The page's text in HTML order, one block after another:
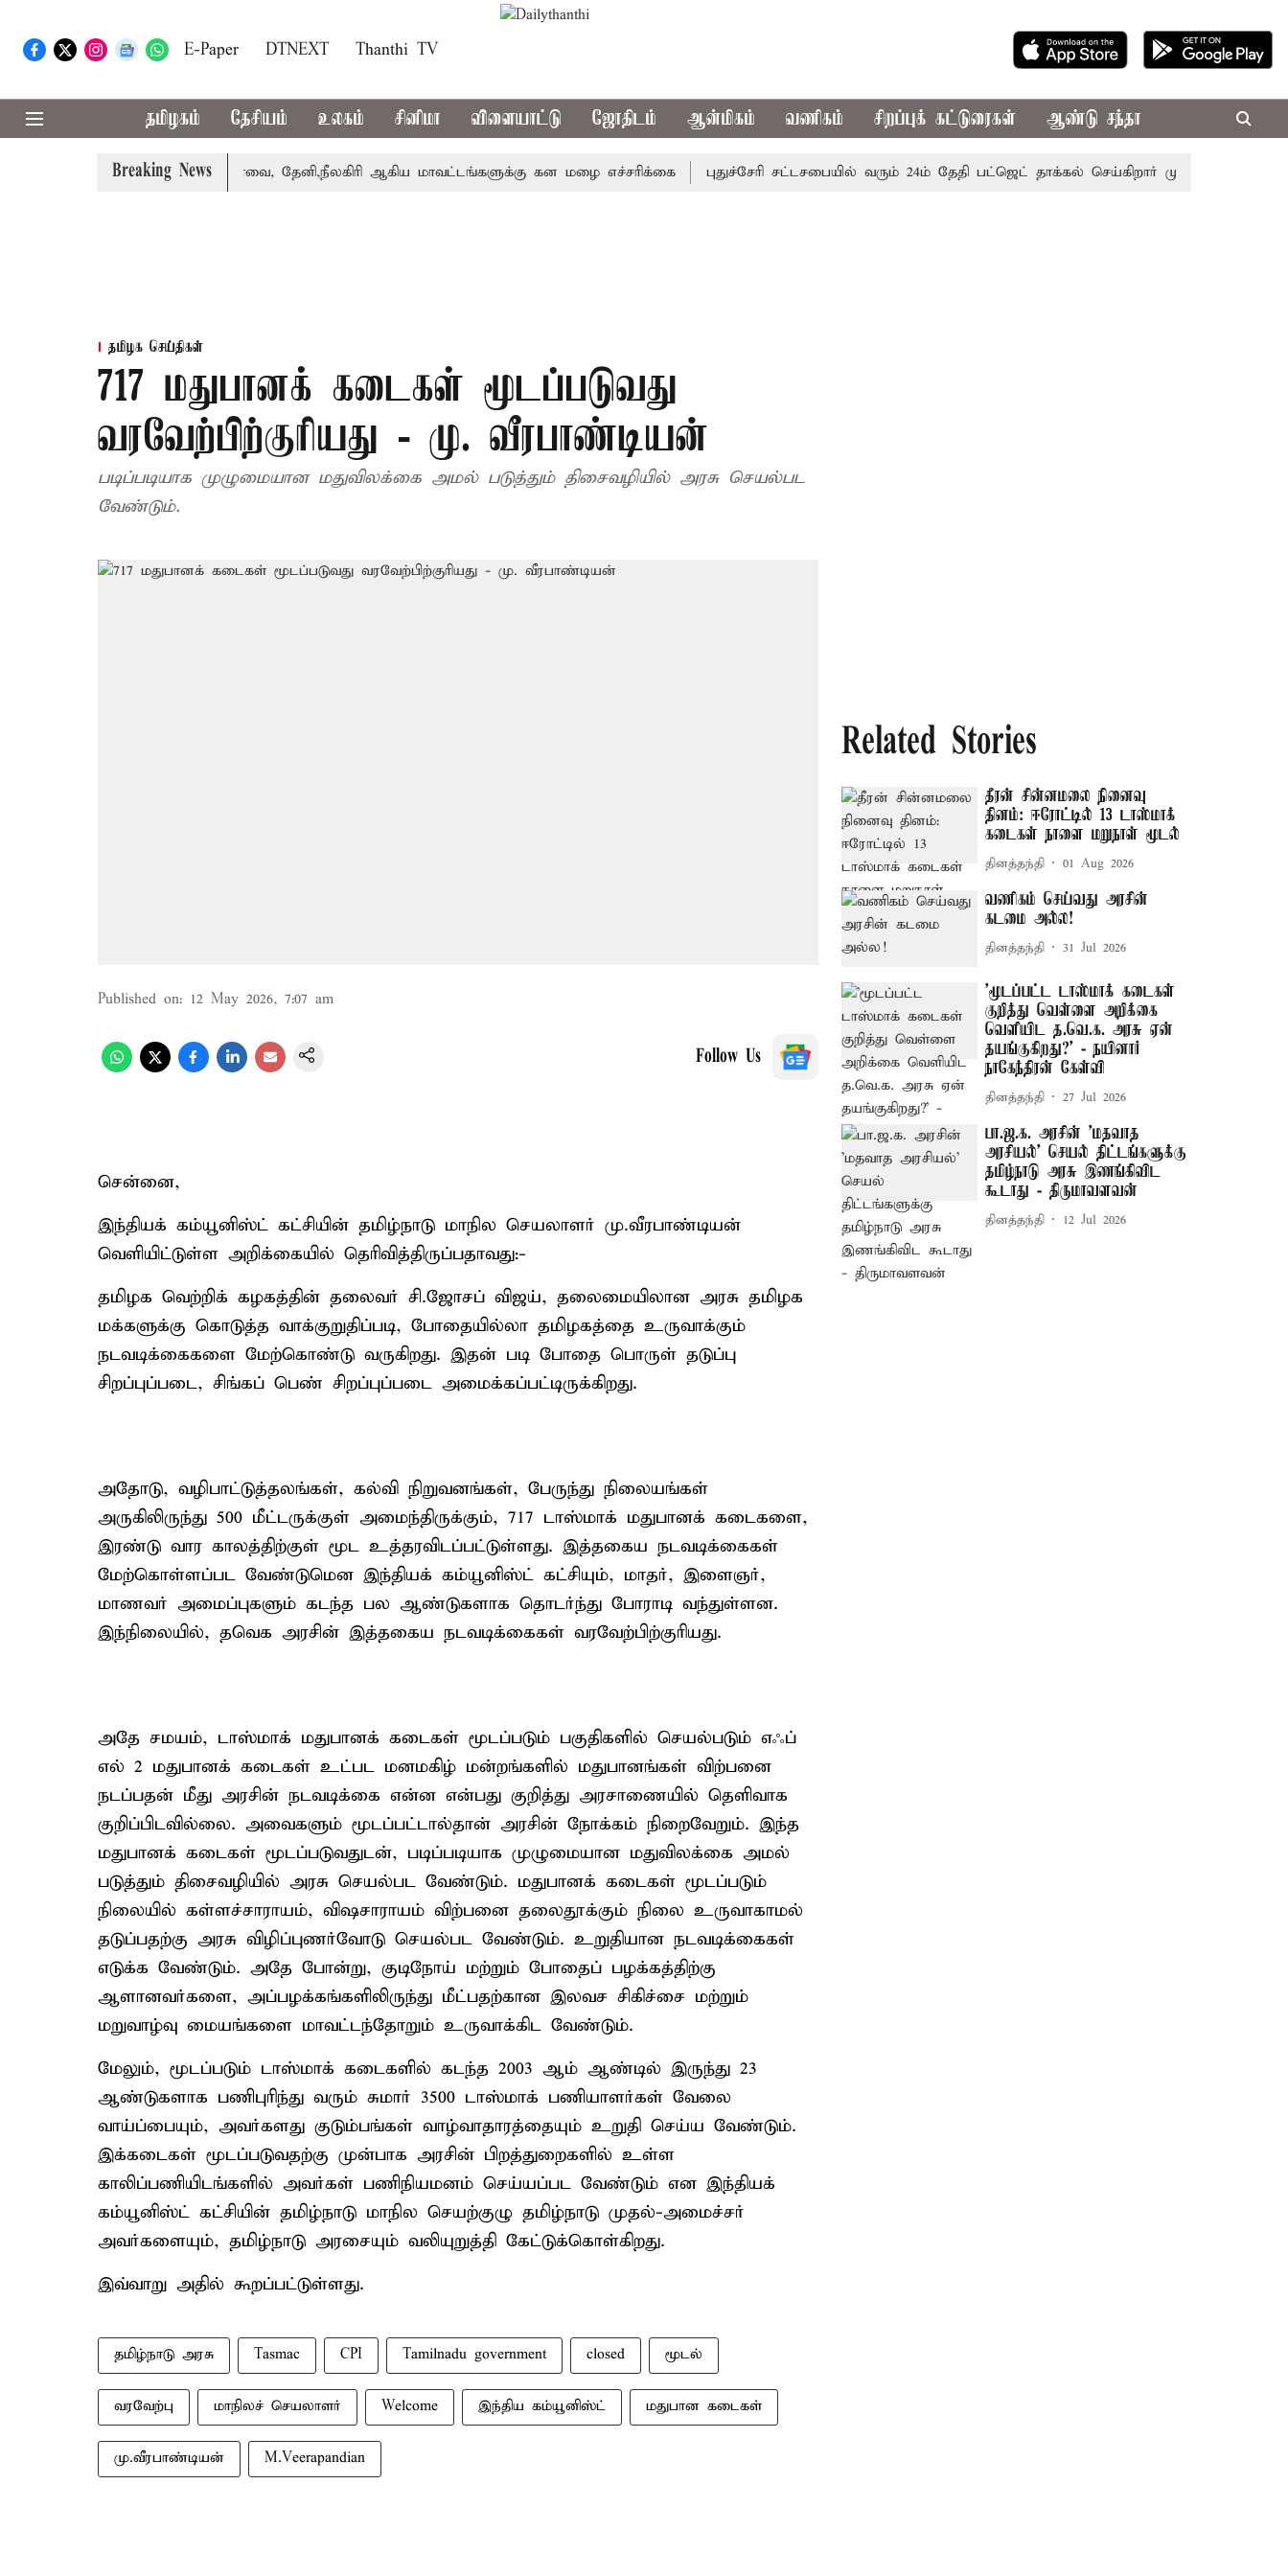
E-Paper DTNEXT Thanthi TV
தமிழகம் தேசியம் உலகம் சினிமா விளையாட்டு ஜோதிடம் ஆன்மிகம் வணிகம் சிறப்புக் கட்டுரைகள் ஆண்டு சந்தா
Breaking News
பெற்றார் சங்கீதா கோவை, தேனி,நீலகிரி ஆகிய மாவட்டங்களுக்கு கன மழை எச்சரிக்கை புதுச்சேரி சட்டசபையில் வரும் 24ம் தேதி பட்ஜெட் தாக்கல் செய்கிறார் முதல்-அமைச்சர்
தமிழக செய்திகள்
717 மதுபானக் கடைகள் மூடப்படுவது
வரவேற்பிற்குரியது - மு. வீரபாண்டியன்
படிப்படியாக முழுமையான மதுவிலக்கை அமல் படுத்தும் திசைவழியில் அரசு செயல்பட
வேண்டும்.
Published on: 12 May 2026, 7:07 am
Follow Us
சென்னை,
இந்தியக் கம்யூனிஸ்ட் கட்சியின் தமிழ்நாடு மாநில செயலாளர் மு.வீரபாண்டியன்
வெளியிட்டுள்ள அறிக்கையில் தெரிவித்திருப்பதாவது:-
தமிழக வெற்றிக் கழகத்தின் தலைவர் சி.ஜோசப் விஜய், தலைமையிலான அரசு தமிழக
மக்களுக்கு கொடுத்த வாக்குறுதிப்படி, போதையில்லா தமிழகத்தை உருவாக்கும்
நடவடிக்கைகளை மேற்கொண்டு வருகிறது. இதன் படி போதை பொருள் தடுப்பு
சிறப்புப்படை, சிங்கப் பெண் சிறப்புப்படை அமைக்கப்பட்டிருக்கிறது.
அதோடு, வழிபாட்டுத்தலங்கள், கல்வி நிறுவனங்கள், பேருந்து நிலையங்கள்
அருகிலிருந்து 500 மீட்டருக்குள் அமைந்திருக்கும், 717 டாஸ்மாக் மதுபானக் கடைகளை,
இரண்டு வார காலத்திற்குள் மூட உத்தரவிடப்பட்டுள்ளது. இத்தகைய நடவடிக்கைகள்
மேற்கொள்ளப்பட வேண்டுமென இந்தியக் கம்யூனிஸ்ட் கட்சியும், மாதர், இளைஞர்,
மாணவர் அமைப்புகளும் கடந்த பல ஆண்டுகளாக தொடர்ந்து போராடி வந்துள்ளன.
இந்நிலையில், தவெக அரசின் இத்தகைய நடவடிக்கைகள் வரவேற்பிற்குரியது.
அதே சமயம், டாஸ்மாக் மதுபானக் கடைகள் மூடப்படும் பகுதிகளில் செயல்படும் எஃப்
எல் 2 மதுபானக் கடைகள் உட்பட மனமகிழ் மன்றங்களில் மதுபானங்கள் விற்பனை
நடப்பதன் மீது அரசின் நடவடிக்கை என்ன என்பது குறித்து அரசாணையில் தெளிவாக
குறிப்பிடவில்லை. அவைகளும் மூடப்பட்டால்தான் அரசின் நோக்கம் நிறைவேறும். இந்த
மதுபானக் கடைகள் மூடப்படுவதுடன், படிப்படியாக முழுமையான மதுவிலக்கை அமல்
படுத்தும் திசைவழியில் அரசு செயல்பட வேண்டும். மதுபானக் கடைகள் மூடப்படும்
நிலையில் கள்ளச்சாராயம், விஷசாராயம் விற்பனை தலைதூக்கும் நிலை உருவாகாமல்
தடுப்பதற்கு அரசு விழிப்புணர்வோடு செயல்பட வேண்டும். உறுதியான நடவடிக்கைகள்
எடுக்க வேண்டும். அதே போன்று, குடிநோய் மற்றும் போதைப் பழக்கத்திற்கு
ஆளானவர்களை, அப்பழக்கங்களிலிருந்து மீட்பதற்கான இலவச சிகிச்சை மற்றும்
மறுவாழ்வு மையங்களை மாவட்டந்தோறும் உருவாக்கிட வேண்டும்.
மேலும், மூடப்படும் டாஸ்மாக் கடைகளில் கடந்த 2003 ஆம் ஆண்டில் இருந்து 23
ஆண்டுகளாக பணிபுரிந்து வரும் சுமார் 3500 டாஸ்மாக் பணியாளர்கள் வேலை
வாய்ப்பையும், அவர்களது குடும்பங்கள் வாழ்வாதாரத்தையும் உறுதி செய்ய வேண்டும்.
இக்கடைகள் மூடப்படுவதற்கு முன்பாக அரசின் பிறத்துறைகளில் உள்ள
காலிப்பணியிடங்களில் அவர்கள் பணிநியமனம் செய்யப்பட வேண்டும் என இந்தியக்
கம்யூனிஸ்ட் கட்சியின் தமிழ்நாடு மாநில செயற்குழு தமிழ்நாடு முதல்-அமைச்சர்
அவர்களையும், தமிழ்நாடு அரசையும் வலியுறுத்தி கேட்டுக்கொள்கிறது.
இவ்வாறு அதில் கூறப்பட்டுள்ளது.
தமிழ்நாடு அரசு Tasmac CPI Tamilnadu government closed மூடல்
வரவேற்பு மாநிலச் செயலாளர் Welcome இந்திய கம்யூனிஸ்ட் மதுபான கடைகள்
மு.வீரபாண்டியன் M.Veerapandian
Related Stories
தீரன் சின்னமலை நினைவு
தினம்: ஈரோட்டில் 13 டாஸ்மாக்
கடைகள் நாளை மறுநாள் மூடல்
தினத்தந்தி 01 Aug 2026
வணிகம் செய்வது அரசின்
கடமை அல்ல!
தினத்தந்தி 31 Jul 2026
'மூடப்பட்ட டாஸ்மாக் கடைகள்
குறித்து வெள்ளை அறிக்கை
வெளியிட த.வெ.க. அரசு ஏன்
தயங்குகிறது?' - நயினார்
நாகேந்திரன் கேள்வி
தினத்தந்தி 27 Jul 2026
பா.ஜ.க. அரசின் 'மதவாத
அரசியல்' செயல் திட்டங்களுக்கு
தமிழ்நாடு அரசு இணங்கிவிட
கூடாது - திருமாவளவன்
தினத்தந்தி 12 Jul 2026